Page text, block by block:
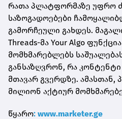
რათა პლატფორმაზე უფრო
საზოგადოებები
გამორჩეული გახდეს.
Threads-მა Your Algo
მომხმარებლებს
განსაზღვრონ, რა
მთავარ გვერდზე. ამასთან,
მილიონ აქტიურ
წყარო: www.marketer.ge